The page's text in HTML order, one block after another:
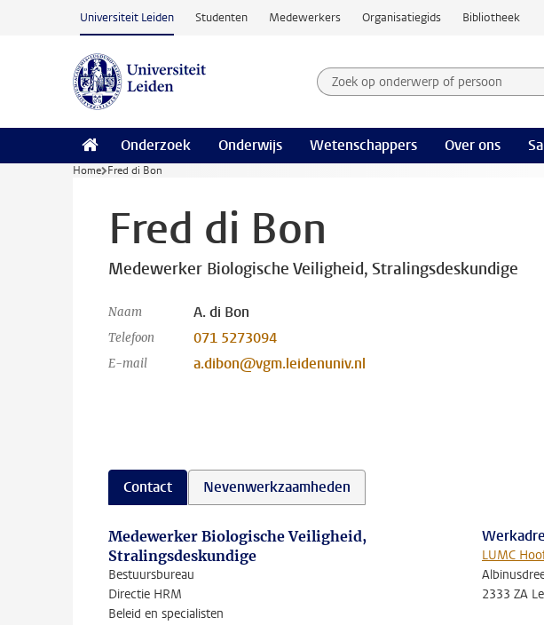
Ga naar hoofdinhoud
Universiteit Leiden Studenten Medewerkers Organisatiegids Bibliotheek
Zoek op onderwerp of
Zoekterm
Onderzoek Onderwijs Wetenschappers Over ons
Home Fred di Bon
Fred di Bon
Medewerker Biologische Veiligheid, Stralingsdeskundige
Naam A. di Bon
Telefoon 071 5273094
E-mail a.dibon@vgm.leidenuniv.nl
Contact Nevenwerkzaamheden
Medewerker Biologische Veiligheid,
Stralingsdeskundige
Bestuursbureau
Directie HRM
Beleid en specialisten
LUMC
2333 ZA